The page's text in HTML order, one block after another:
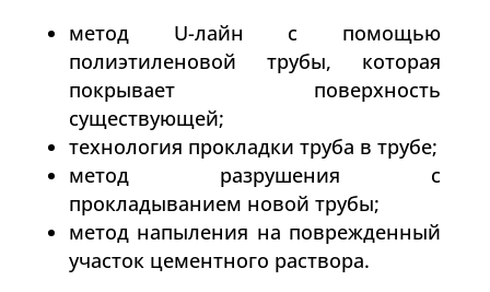
метод U-лайн с помощью
полиэтиленовой трубы, которая
покрывает поверхность
существующей;
технология прокладки труба в трубе;
метод разрушения с
прокладыванием новой трубы;
метод напыления на поврежденный
участок цементного раствора.